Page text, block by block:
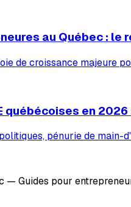
au Québec : le
de croissance majeure
québécoises en
pénurie de
— Guides pour